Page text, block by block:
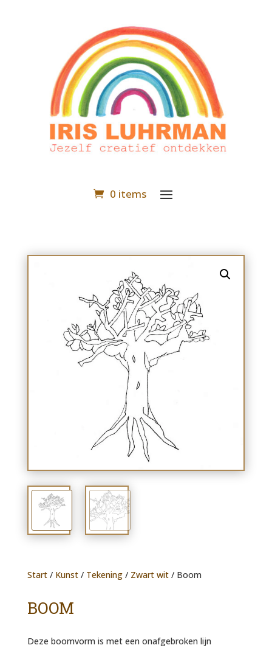
0 items
Start/ Kunst/ Tekening/ Zwart wit/ Boom
BOOM
Deze boomvorm is met een onafgebroken lijn